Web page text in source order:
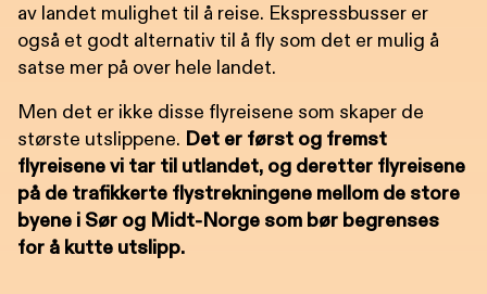
av landet mulighet til å reise. Ekspressbusser er
også et godt alternativ til å fly som det er mulig å
satse mer på over hele landet.
Men det er ikke disse flyreisene som skaper de
største utslippene. Det er først og fremst
flyreisene vi tar til utlandet, og deretter flyreisene
på de trafikkerte flystrekningene mellom de store
byene i Sør og Midt-Norge som bør begrenses
for å kutte utslipp.